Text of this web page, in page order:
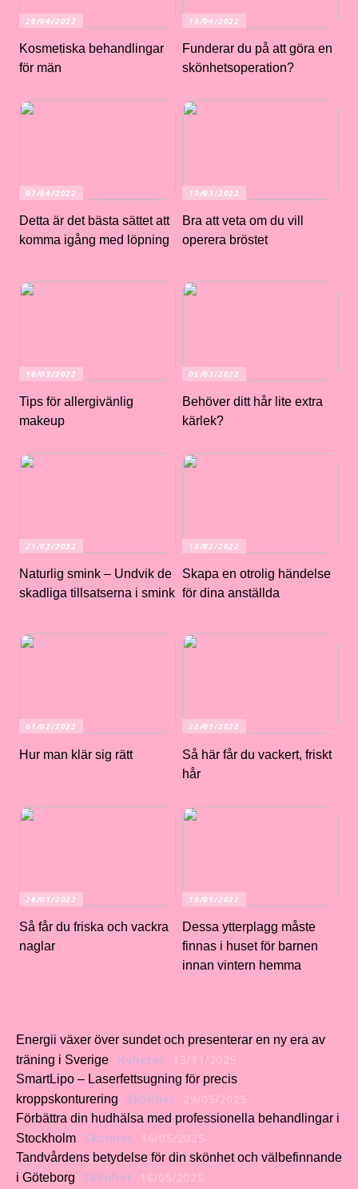
20/04/2022
Kosmetiska behandlingar
för män
10/04/2022
Funderar du på att göra en
skönhetsoperation?
07/04/2022
Detta är det bästa sättet att
komma igång med löpning
19/03/2022
Bra att veta om du vill
operera bröstet
10/03/2022
Tips för allergivänlig
makeup
05/03/2022
Behöver ditt hår lite extra
kärlek?
21/02/2022
Naturlig smink – Undvik de
skadliga tillsatserna i smink
18/02/2022
Skapa en otrolig händelse
för dina anställda
01/02/2022
Hur man klär sig rätt
28/01/2022
Så här får du vackert, friskt
hår
26/01/2022
Så får du friska och vackra
naglar
19/01/2022
Dessa ytterplagg måste
finnas i huset för barnen
innan vintern hemma
Energii växer över sundet och presenterar en ny era av
träning i Sverige
Nyheter 13/11/2025
SmartLipo – Laserfettsugning för precis
kroppskonturering
Skönhet 29/05/2025
Förbättra din hudhälsa med professionella behandlingar i
Stockholm
Skönhet 16/05/2025
Tandvårdens betydelse för din skönhet och välbefinnande
i Göteborg
Skönhet 16/05/2025